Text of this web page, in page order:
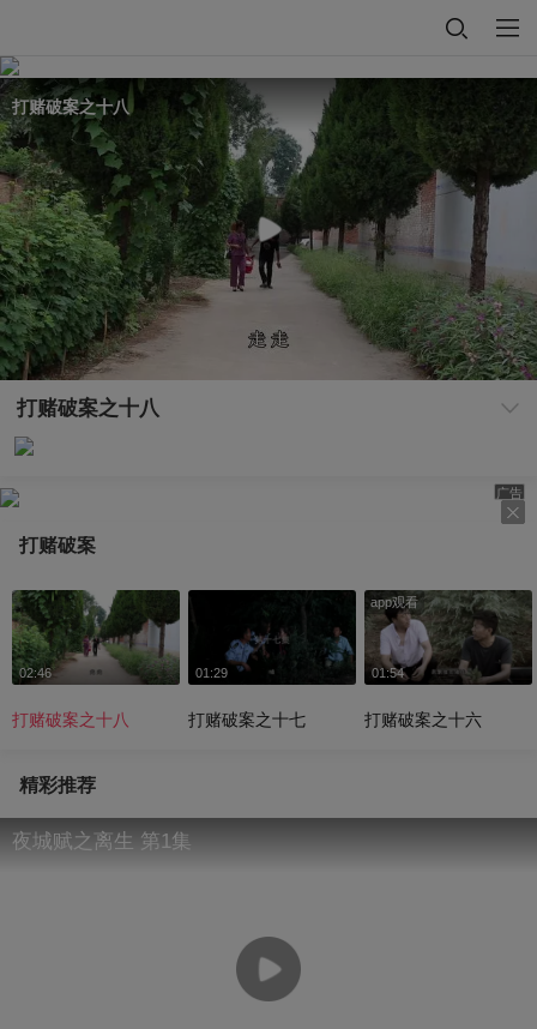
打赌破案之十八
打赌破案之十八
广告
打赌破案
02:46
打赌破案之十八
01:29
打赌破案之十七
app观看
01:54
打赌破案之十六
精彩推荐
夜城赋之离生 第1集